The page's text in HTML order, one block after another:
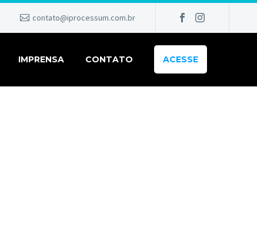
contato@iprocessum.com.br
IMPRENSA CONTATO ACESSE